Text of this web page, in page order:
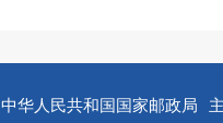
华人民共和国国家邮政局